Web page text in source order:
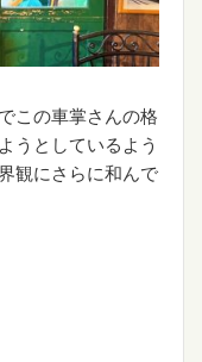
この車掌さんの格
うとしているよう
観にさらに和んで